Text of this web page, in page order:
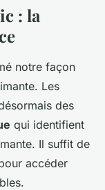
: la
notre façon
Les
des
qui identifient
Il suffit de
accéder